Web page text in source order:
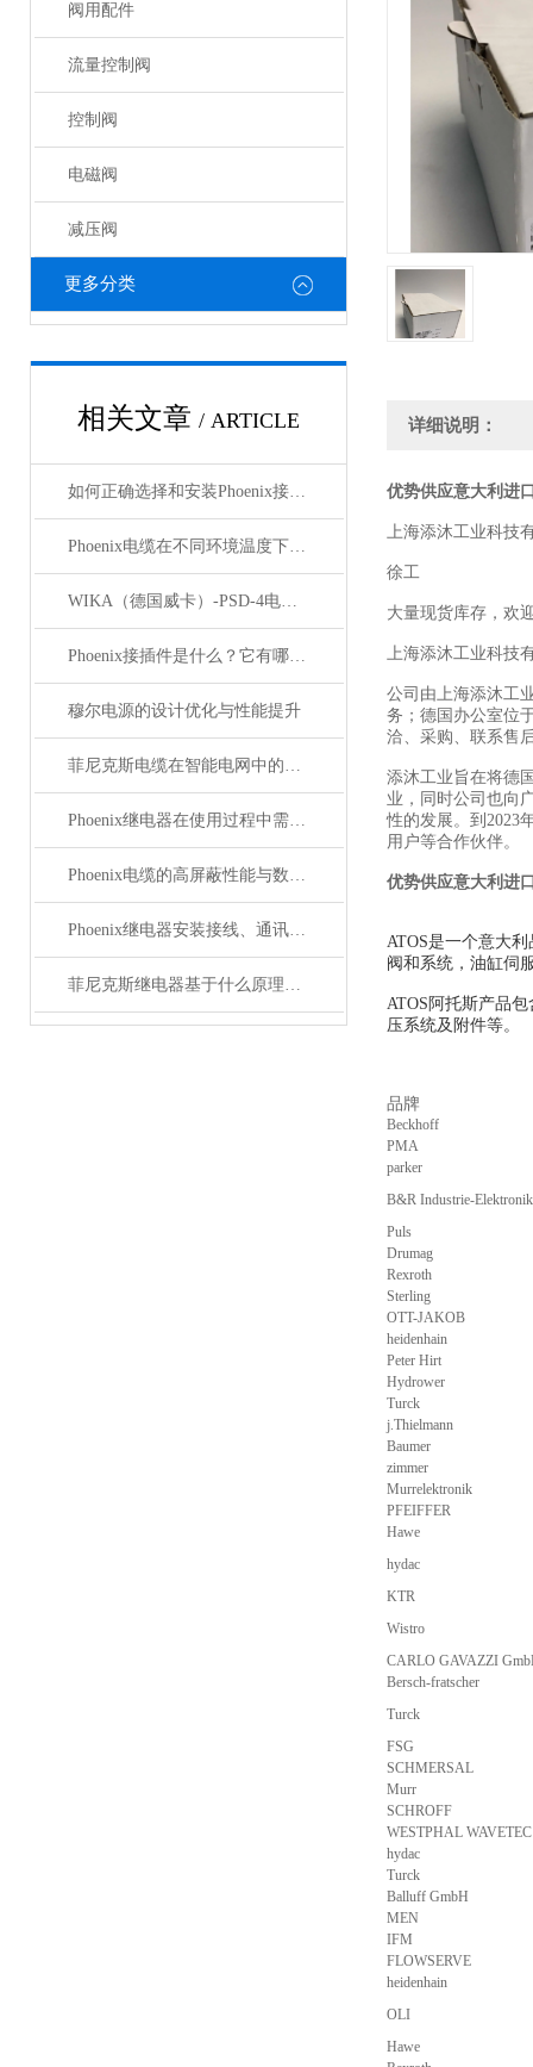
阀用配件
流量控制阀
控制阀
电磁阀
减压阀
更多分类
相关文章 / ARTICLE
如何正确选择和安装Phoenix接插件以确保其性能？
Phoenix电缆在不同环境温度下的性能表现如何？
WIKA（德国威卡）-PSD-4电子压力开关
Phoenix接插件是什么？它有哪些应用？
穆尔电源的设计优化与性能提升
菲尼克斯电缆在智能电网中的应用
Phoenix继电器在使用过程中需要注意哪些事项？
Phoenix电缆的高屏蔽性能与数据传输优势
Phoenix继电器安装接线、通讯集成与故障诊断指南
菲尼克斯继电器基于什么原理工作？
详细说明：
优势供应意大利进
上海添沐工业科技
徐工
大量现货库存，欢
上海添沐工业科技
公司由上海添沐工
务；德国办公室位
洽、采购、联系售
添沐工业旨在将德
业，同时公司也向
性的发展。到2023
用户等合作伙伴。
优势供应意大利进
ATOS是一个意大
阀和系统，油缸伺
ATOS阿托斯产品
压系统及附件等。
品牌
Beckhoff
PMA
parker
B&R Industrie-
Puls
Drumag
Rexroth
Sterling
OTT-JAKOB
heidenhain
Peter Hirt
Hydrower
Turck
j.Thielmann
Baumer
zimmer
Murrelektronik
PFEIFFER
Hawe
hydac
KTR
Wistro
CARLO GAVAZZI
Bersch-fratscher
Turck
FSG
SCHMERSAL
Murr
SCHROFF
WESTPHAL WAVETEC
hydac
Turck
Balluff GmbH
MEN
IFM
FLOWSERVE
heidenhain
OLI
Hawe